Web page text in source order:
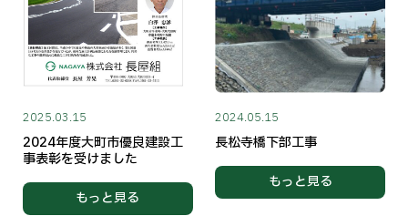
2025.03.15
2024年度大町市優良建設工
事表彰を受けました
もっと見る
2024.05.15
長松寺橋下部工事
もっと見る